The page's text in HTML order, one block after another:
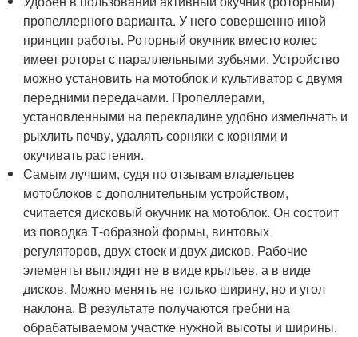
пропеллерного варианта. У него совершенно иной
принцип работы. Роторный окучник вместо колес
имеет роторы с параллельными зубьями. Устройство
можно установить на мотоблок и культиватор с двумя
передними передачами. Пропеллерами,
установленными на перекладине удобно измельчать и
рыхлить почву, удалять сорняки с корнями и
окучивать растения.
Самым лучшим, судя по отзывам владельцев
мотоблоков с дополнительным устройством,
считается дисковый окучник на мотоблок. Он состоит
из поводка Т-образной формы, винтовых
регуляторов, двух стоек и двух дисков. Рабочие
элементы выглядят не в виде крыльев, а в виде
дисков. Можно менять не только ширину, но и угол
наклона. В результате получаются гребни на
обрабатываемом участке нужной высоты и ширины.